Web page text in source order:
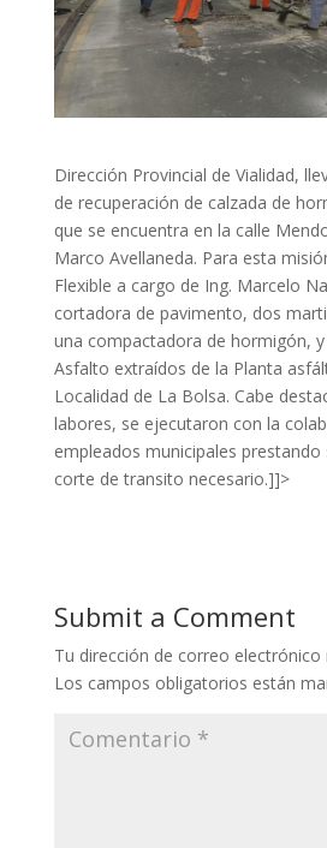
Dirección Provincial de Vialidad,
de recuperación de calzada de
que se encuentra en la calle
Marco Avellaneda. Para esta
Flexible a cargo de Ing. Marcelo
cortadora de pavimento, dos
una compactadora de hormigón,
Asfalto extraídos de la Planta
Localidad de La Bolsa. Cabe
labores, se ejecutaron con la
empleados municipales prestando
corte de transito necesario.]]>
Submit a Comment
Tu dirección de correo electrónico
Los campos obligatorios están